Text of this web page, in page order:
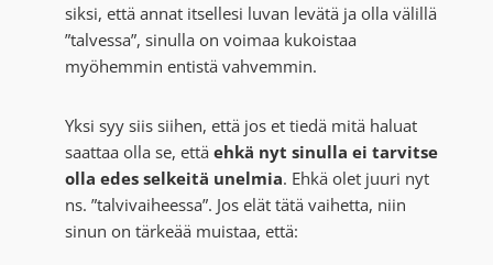
siksi, että annat itsellesi luvan levätä ja olla välillä
”talvessa”, sinulla on voimaa kukoistaa
myöhemmin entistä vahvemmin.
Yksi syy siis siihen, että jos et tiedä mitä haluat
saattaa olla se, ettäehkä nyt sinulla ei tarvitse
olla edes selkeitä unelmia. Ehkä olet juuri nyt
ns. ”talvivaiheessa”. Jos elät tätä vaihetta, niin
sinun on tärkeää muistaa, että: